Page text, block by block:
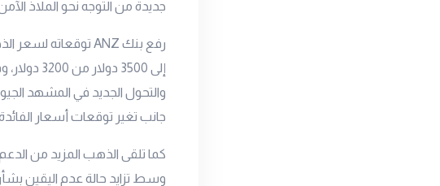
جديدة من التوجه نحو الملاذ
إلى 3500
والتحول الجديد في المشهد
جانب تغير توقعات أسعار
كما تلقى الذهب المزيد من
وسط تزايد حالة عدم اليقين